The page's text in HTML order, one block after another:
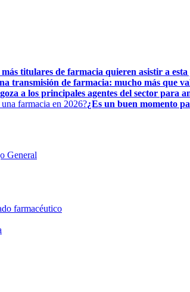
titulares de farmacia quieren asistir a
transmisión de farmacia: mucho más que
a los principales agentes del sector para
¿Es un buen momento
General
farmacéutico